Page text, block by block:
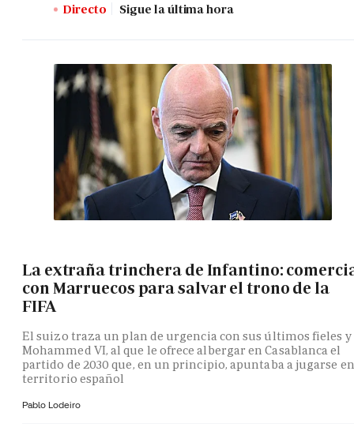
Directo Sigue la última hora
La extraña trinchera de Infantino:
con Marruecos para salvar el trono de la
FIFA
El suizo traza un plan de urgencia con sus últimos fieles y
Mohammed VI, al que le ofrece albergar en Casablanca el
partido de 2030 que, en un principio, apuntaba a jugarse en
territorio español
Pablo Lodeiro